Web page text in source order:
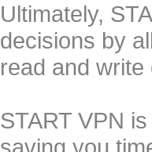
Ultimately,
decisions by
read and
START VPN